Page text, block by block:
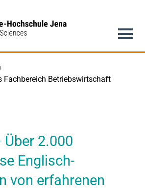
Fachbereich Betriebswirtschaft
Über 2.000
Englisch-
von erfahrenen